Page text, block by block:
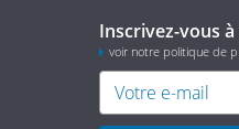
Inscrivez-vous
voir notre politique de